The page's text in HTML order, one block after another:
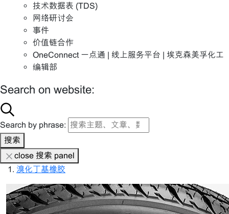
技术数据表 (TDS)
网络研讨会
事件
价值链合作
OneConnect 一点通 | 线上服务平台 | 埃克森美孚化工
编辑部
Search on website:
Search by phrase:
搜索
close 搜索 panel
溴化丁基橡胶